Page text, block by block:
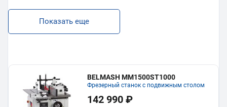
Показать еще
BELMASH MM1500ST1000
Фрезерный станок с подвижным столом
142 990 ₽